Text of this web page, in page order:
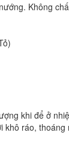
. Không
khi để ở
khô ráo, thoáng